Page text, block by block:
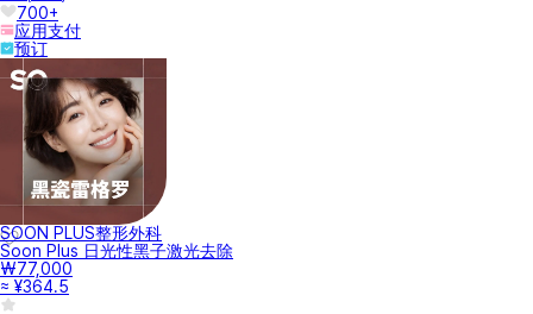
700+
应用支付
预订
SOON PLUS整形外科
Soon Plus 日光性黑子激光去除
₩77,000
≈ ¥364.5